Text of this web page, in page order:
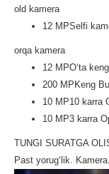
old kamera
12 MPSelfi
orqa kamera
12 MPO‘ta
200 MP Keng
10 MP10 karra
10 MP3 karra
TUNGI SURATGA
Past yorug‘lik.